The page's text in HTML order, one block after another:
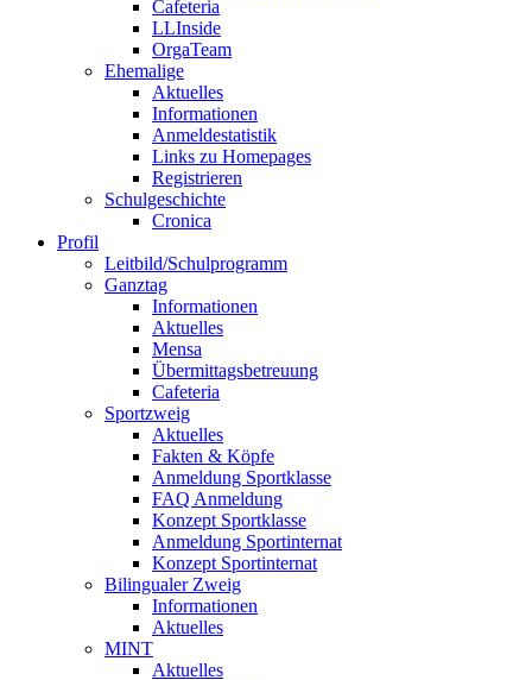
Cafeteria
LLInside
OrgaTeam
Ehemalige
Aktuelles
Informationen
Anmeldestatistik
Links zu Homepages
Registrieren
Schulgeschichte
Cronica
Profil
Leitbild/Schulprogramm
Ganztag
Informationen
Aktuelles
Mensa
Übermittagsbetreuung
Cafeteria
Sportzweig
Aktuelles
Fakten & Köpfe
Anmeldung Sportklasse
FAQ Anmeldung
Konzept Sportklasse
Anmeldung Sportinternat
Konzept Sportinternat
Bilingualer Zweig
Informationen
Aktuelles
MINT
Aktuelles